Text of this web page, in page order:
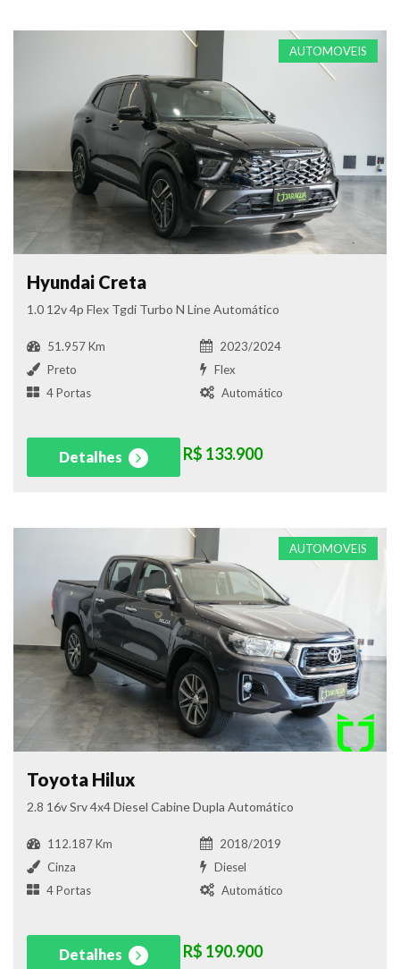
AUTOMOVEIS
Hyundai Creta
1.0 12v 4p Flex Tgdi Turbo N Line Automático
51.957 Km
2023/2024
Preto
Flex
4 Portas
Automático
Detalhes R$ 133.900
AUTOMOVEIS
Toyota Hilux
2.8 16v Srv 4x4 Diesel Cabine Dupla Automático
112.187 Km
2018/2019
Cinza
Diesel
4 Portas
Automático
Detalhes R$ 190.900